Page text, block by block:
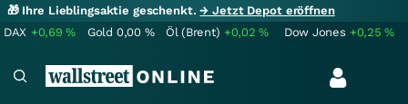
🎁 Ihre Lieblingsaktie geschenkt.→ Jetzt Depot eröffnen
DAX +0,69% Gold 0,00 % Öl (Brent) +0,02% Dow Jones +0,25%